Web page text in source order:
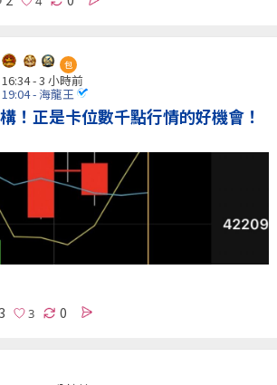
包
-3 小時前
- 海龍王
！正是卡位數千點行情的好機會！
0